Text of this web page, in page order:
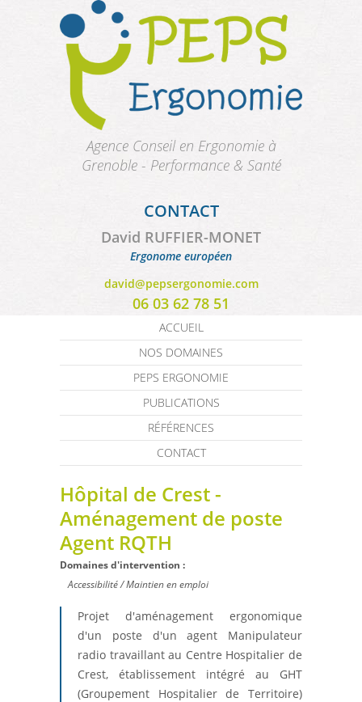
Aller au contenu principal
Agence Conseil en Ergonomie à
Grenoble - Performance & Santé
CONTACT
David RUFFIER-MONET
Ergonome européen
david@pepsergonomie.com
06 03 62 78 51
ACCUEIL
NOS DOMAINES
PEPS ERGONOMIE
PUBLICATIONS
RÉFÉRENCES
CONTACT
Hôpital de Crest -
Aménagement de poste
Agent RQTH
Domaines d'intervention :
Accessibilité / Maintien en emploi
Projet d'aménagement ergonomique
d'un poste d'un agent Manipulateur
radio travaillant au Centre Hospitalier de
Crest, établissement intégré au GHT
(Groupement Hospitalier de Territoire)